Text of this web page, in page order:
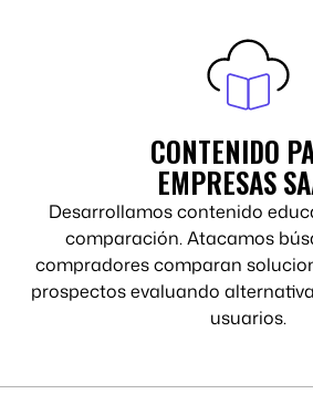
CONTENIDO
EMPRESAS
Desarrollamos contenido
comparación. Atacamos
compradores comparan
prospectos evaluando
usuarios.